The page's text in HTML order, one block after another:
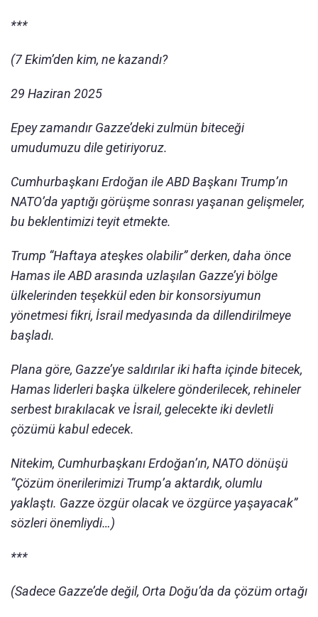
***
(7 Ekim’den kim, ne kazandı?
29 Haziran 2025
Epey zamandır Gazze’deki zulmün biteceği
umudumuzu dile getiriyoruz.
Cumhurbaşkanı Erdoğan ile ABD Başkanı Trump’ın
NATO’da yaptığı görüşme sonrası yaşanan gelişmeler,
bu beklentimizi teyit etmekte.
Trump “Haftaya ateşkes olabilir” derken, daha önce
Hamas ile ABD arasında uzlaşılan Gazze’yi bölge
ülkelerinden teşekkül eden bir konsorsiyumun
yönetmesi fikri, İsrail medyasında da dillendirilmeye
başladı.
Plana göre, Gazze’ye saldırılar iki hafta içinde bitecek,
Hamas liderleri başka ülkelere gönderilecek, rehineler
serbest bırakılacak ve İsrail, gelecekte iki devletli
çözümü kabul edecek.
Nitekim, Cumhurbaşkanı Erdoğan’ın, NATO dönüşü
“Çözüm önerilerimizi Trump’a aktardık, olumlu
yaklaştı. Gazze özgür olacak ve özgürce yaşayacak”
sözleri önemliydi…)
***
(Sadece Gazze’de değil, Orta Doğu’da da çözüm ortağı